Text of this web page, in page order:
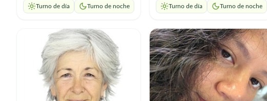
mayores, brindando un trato
apoyándolos en su día a día y
adaptándome a sus necesidades y
rutinas. Tengo experiencia en el
cuidado de personas mayores y
entiendo la importancia de ofrecer
atención con cariño y paciencia.
Soy atenta, puntual y muy
Turno de día Turno de noche
mis estudios y continuar
país me formé como trabajador
social y también soy licenciado en
educación artística, profesiones
que me han permitido desarrollar
una gran sensibilidad humana,
sentido de responsabilidad y
compromiso con el bienestar de las
Turno de día Turno de noche